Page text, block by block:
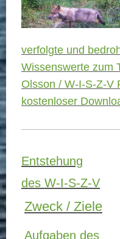
verfolgte und
Wissenswerte zum
Olsson / W-I-S-Z-V
kostenloser
Entstehung
des W-I-S-Z-V
Zweck / Ziele
Aufgaben des